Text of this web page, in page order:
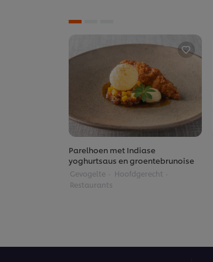
Parelhoen met Indiase
yoghurtsaus en groentebrunoise
Gevogelte
Hoofdgerecht
Restaurants